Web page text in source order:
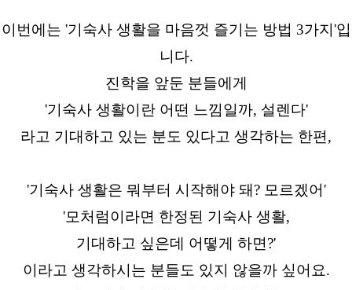
이번에는 '기숙사 생활을 마음껏 즐기는 방법 3가지'입
니다.
진학을 앞둔 분들에게
'기숙사 생활이란 어떤 느낌일까, 설렌다'
라고 기대하고 있는 분도 있다고 생각하는 한편,
'기숙사 생활은 뭐부터 시작해야 돼? 모르겠어'
'모처럼이라면 한정된 기숙사 생활,
기대하고 싶은데 어떻게 하면?'
이라고 생각하시는 분들도 있지 않을까 싶어요.